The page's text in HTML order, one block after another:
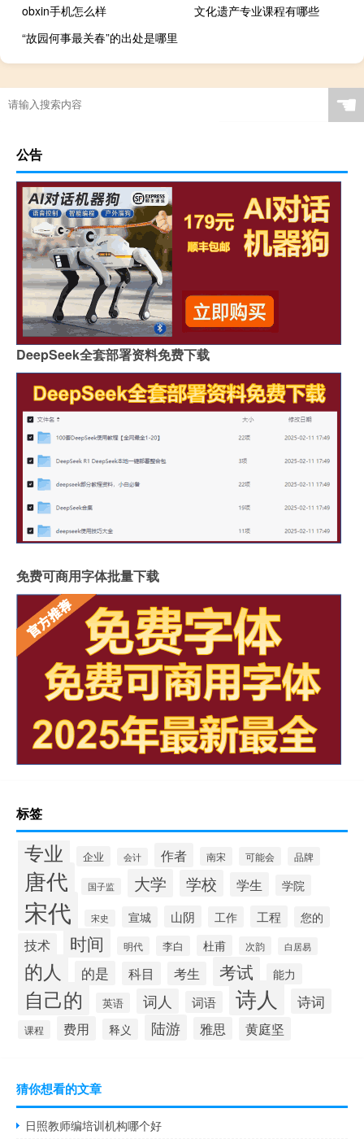
obxin手机怎么样
文化遗产专业课程有哪些
“故园何事最关春”的出处是哪里
☚
公告
DeepSeek全套部署资料免费下载
免费可商用字体批量下载
标签
专业 企业 会计 作者 南宋 可能会 品牌
唐代 国子监 大学 学校 学生 学院
宋代 宋史 宣城 山阴 工作 工程 您的
技术 时间 明代 李白 杜甫 次韵 白居易
的人 的是 科目 考生 考试 能力
自己的 英语 词人 词语 诗人 诗词
课程 费用 释义 陆游 雅思 黄庭坚
猜你想看的文章
日照教师编培训机构哪个好